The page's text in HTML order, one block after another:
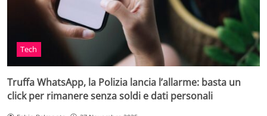
Tech
Truffa WhatsApp, la Polizia lancia l’allarme: basta un
click per rimanere senza soldi e dati personali